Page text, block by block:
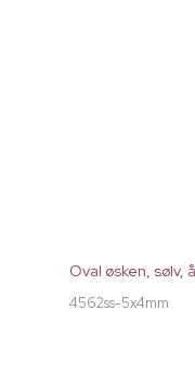
Oval øsken, sølv,
4562ss-5x4mm